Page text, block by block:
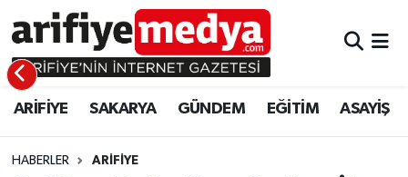
ARİFİYE SAKARYA GÜNDEM EĞİTİM ASAYİŞ
HABERLER ARİFİYE
ARİFİYE
SAKARYA
GÜNDEM
ARİFİYE
GÜNDEM
EĞİTİM
Sakarya Hava Durumu
Sakarya Namaz Vakitleri
Sakarya Trafik Yoğunluk Haritası